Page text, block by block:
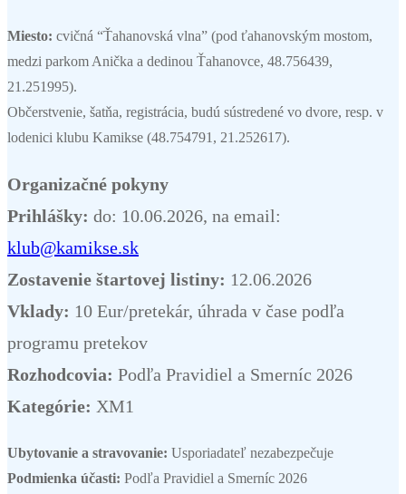
Miesto: cvičná “Ťahanovská vlna” (pod ťahanovským mostom,
medzi parkom Anička a dedinou Ťahanovce, 48.756439,
21.251995).
Občerstvenie, šatňa, registrácia, budú sústredené vo dvore, resp. v
lodenici klubu Kamikse (48.754791, 21.252617).
Organizačné pokyny
Prihlášky: do: 10.06.2026, na email:
klub@kamikse.sk
Zostavenie štartovej listiny: 12.06.2026
Vklady: 10 Eur/pretekár, úhrada v čase podľa
programu pretekov
Rozhodcovia: Podľa Pravidiel a Smerníc 2026
Kategórie: XM1
Ubytovanie a stravovanie: Usporiadateľ nezabezpečuje
Podmienka účasti: Podľa Pravidiel a Smerníc 2026